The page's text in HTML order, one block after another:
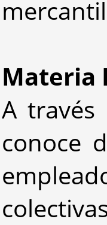
Materia
A través
conoce